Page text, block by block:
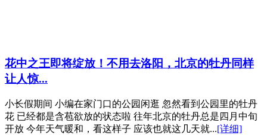
花中之王即将绽放！不用去洛阳，北京的牡丹同样
让人惊...
小长假期间 小编在家门口的公园闲逛 忽然看到公园里的牡丹
花 已经都是含苞欲放的状态啦 往年北京的牡丹总是四月中旬
开放 今年天气暖和，看这样子 应该也就这几天就...[详细]